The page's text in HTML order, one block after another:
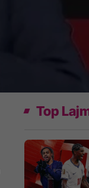
Top